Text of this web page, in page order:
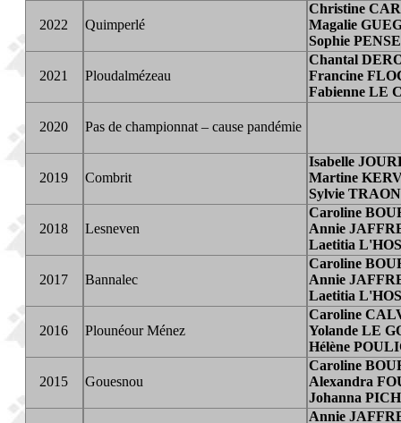
2022 Quimperlé
Christine
Magalie
Sophie
2021 Ploudalmézeau
Chantal
Francine
Fabienne LE
2020 Pas de championnat – cause pandémie
2019 Combrit
Isabelle
Martine
Sylvie TRAON
2018 Lesneven
Caroline
Annie
Laetitia
2017 Bannalec
Caroline
Annie
Laetitia
2016 Plounéour Ménez
Caroline
Yolande LE
Hélène
2015 Gouesnou
Caroline
Alexandra
Johanna
Annie